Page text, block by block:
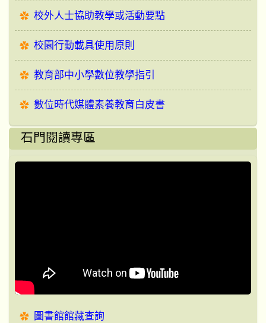
校外人士協助教學或活動要點
校園行動載具使用原則
教育部中小學數位教學指引
數位時代媒體素養教育白皮書
石門閱讀專區
圖書館館藏查詢